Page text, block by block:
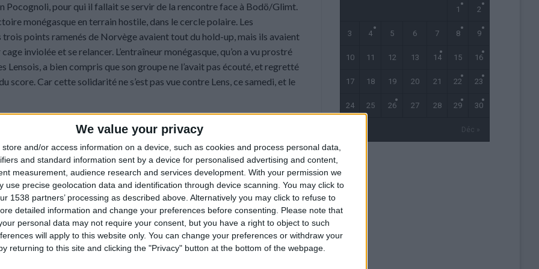
We value your privacy
store and/or access information on a device, such as cookies and process personal data,
and standard information sent by a device for personalised advertising and content,
measurement, audience research and services development. With your permission we
use precise geolocation data and identification through device scanning. You may click to
1538 partners’ processing as described above. Alternatively you may click to refuse to
detailed information and change your preferences before consenting.
Please note that
personal data may not require your consent, but you have a right to object to such
will apply to this website only. You can change your preferences or withdraw your
returning to this site and clicking the "Privacy" button at the bottom of the webpage.
Pocognoli, pour qui il fallait se servir de la rencontre face à Bodö/Glimt.
monégasque en terrain hostile, dans le cercle polaire. Les
trois points ramenés de Norvège avaient tout du hold-up, mais ils avaient
inviolée et se relancer. L’entraîneur monégasque, qu’on a vu prostré
Lensois, a bien compris que son groupe ne l’avait pas écouté, et regretté
score. Car cette solidarité ne s’est pas vue contre Lens, ce samedi, et le
de ses joueurs
ce qu’on exige de nous-mêmes», reconnaissait même Thilo Kehrer au
du défenseur monégasque, premier fautif dans cette rencontre,
soirée et permettait au Racing d’ouvrir le score par Édouard (0-1, 21 e
la foulée de l’exclusion de Balogun, Sangaré assénait un coup fatal à
Rouge et Blanc ne s’en sont jamais remis. Au retour des vestiaires,
à la place d’un Aleksandr Golovin qui avait raté l’immanquable en
bois, car le second acte a définitivement basculé en faveur des Lensois.
finale.
Déc »
1 2
3 4 5 6 7 8 9
10 11 12 13 14 15 16
17 18 19 20 21 22 23
24 25 26 27 28 29 30